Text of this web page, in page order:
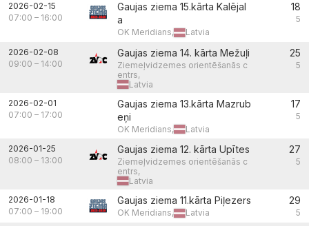
2026-02-15
07:00 – 16:00
Gaujas ziema 15.kārta Kalējal
a
OK Meridians, Latvia
18
5
2026-02-08
09:00 – 14:00
Gaujas ziema 14. kārta Mežuļi
Ziemeļvidzemes orientēšanās c
entrs,
Latvia
25
5
2026-02-01
07:00 – 17:00
Gaujas ziema 13.kārta Mazrub
eņi
OK Meridians, Latvia
17
5
2026-01-25
08:00 – 13:00
Gaujas ziema 12. kārta Upītes
Ziemeļvidzemes orientēšanās c
entrs,
Latvia
27
5
2026-01-18
07:00 – 19:00
Gaujas ziema 11.kārta Piļezers
OK Meridians, Latvia
29
5